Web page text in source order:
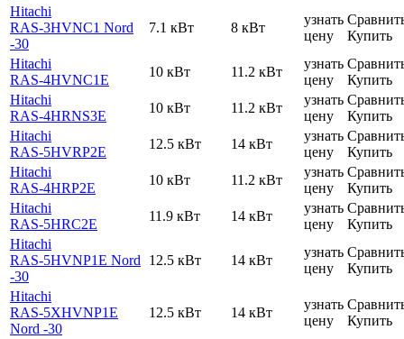
Hitachi
RAS-3HVNC1 Nord
-30
7.1 кВт 8 кВт
узнать
цену
Купить
Hitachi
RAS-4HVNC1E
10 кВт 11.2 кВт
узнать
цену
Купить
Hitachi
RAS-4HRNS3E
10 кВт 11.2 кВт
узнать
цену
Купить
Hitachi
RAS-5HVRP2E
12.5 кВт 14 кВт
узнать
цену
Купить
Hitachi
RAS-4HRP2E
10 кВт 11.2 кВт
узнать
цену
Купить
Hitachi
RAS-5HRC2E
11.9 кВт 14 кВт
узнать
цену
Купить
Hitachi
RAS-5HVNP1E Nord
-30
12.5 кВт 14 кВт
узнать
цену
Купить
Hitachi
RAS-5XHVNP1E
Nord -30
12.5 кВт 14 кВт
узнать
цену
Купить